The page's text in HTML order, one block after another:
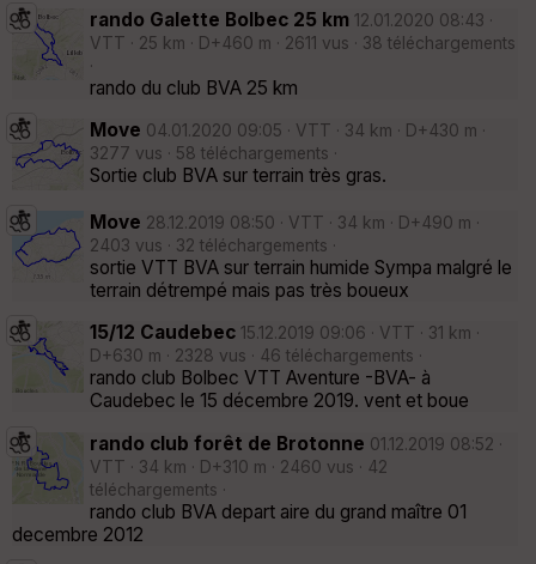
rando Galette Bolbec 25 km 12.01.2020 08:43 ·
VTT · 25 km · D+460 m · 2611 vus · 38 téléchargements
·
rando du club BVA 25 km
Move 04.01.2020 09:05 · VTT · 34 km · D+430 m ·
3277 vus · 58 téléchargements ·
Sortie club BVA sur terrain très gras.
Move 28.12.2019 08:50 · VTT · 34 km · D+490 m ·
2403 vus · 32 téléchargements ·
sortie VTT BVA sur terrain humide Sympa malgré le
terrain détrempé mais pas très boueux
15/12 Caudebec 15.12.2019 09:06 · VTT · 31 km ·
D+630 m · 2328 vus · 46 téléchargements ·
rando club Bolbec VTT Aventure -BVA- à
Caudebec le 15 décembre 2019. vent et boue
rando club forêt de Brotonne 01.12.2019 08:52 ·
VTT · 34 km · D+310 m · 2460 vus · 42
téléchargements ·
rando club BVA depart aire du grand maître 01
decembre 2012